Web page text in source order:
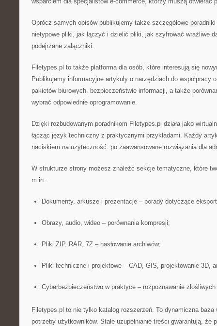
Oprócz samych opisów publikujemy także szczegółowe
nietypowe pliki, jak łączyć i dzielić pliki, jak szyfrować wrażliwe
podejrzane załączniki.
Filetypes.pl to także platforma dla osób, które interesują się
Publikujemy informacyjne artykuły o narzędziach do współpracy
pakietów biurowych, bezpieczeństwie informacji, a także
wybrać odpowiednie oprogramowanie.
Dzięki rozbudowanym poradnikom Filetypes.pl działa jako
łącząc język techniczny z praktycznymi przykładami. Każdy
naciskiem na użyteczność: po zaawansowane rozwiązania dla
W strukturze strony możesz znaleźć sekcje tematyczne, które
m.in.:
Dokumenty, arkusze i prezentacje – porady dotyczące
Obrazy, audio, wideo – porównania kompresji;
Pliki ZIP, RAR, 7Z – hasłowanie archiwów;
Pliki techniczne i projektowe – CAD, GIS, projektowanie 3D,
Cyberbezpieczeństwo w praktyce – rozpoznawanie złośliwych
Filetypes.pl to nie tylko katalog rozszerzeń. To dynamiczna baza
potrzeby użytkowników. Stałe uzupełnianie treści gwarantują, że